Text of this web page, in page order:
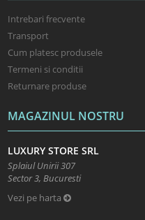
Intrebari frecvente
Transport
Cum platesc produsele
Termeni si conditii
Returnare produse
MAGAZINUL NOSTRU
LUXURY STORE SRL
Splaiul Unirii 307
Sector 3, Bucuresti
Vezi pe harta